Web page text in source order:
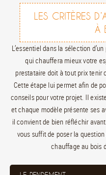
LES CRITÈRES
À
L’essentiel dans la sélection
qui chauffera mieux votre
prestataire doit à tout prix tenir
Cette étape lui permet afin de
conseils pour votre projet. Il
et chaque modèle présente ses
il convient de bien réfléchir
vous suffit de poser la
chauffage au bois